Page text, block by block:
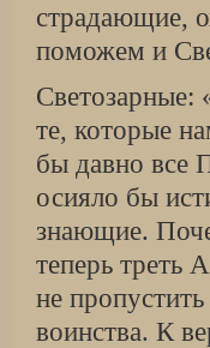
страдающие,
поможем и
Светозарные:
те, которые
бы давно все
осияло бы
знающие.
теперь треть
не
воинства. К